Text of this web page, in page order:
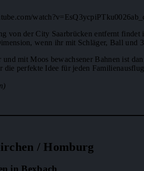
von der City Saarbrücken entfernt
wenn ihr mit Schläger, Ball
und mit Moos bewachsener Bahnen ist
die perfekte Idee für jeden
/ Homburg
in Bexbach